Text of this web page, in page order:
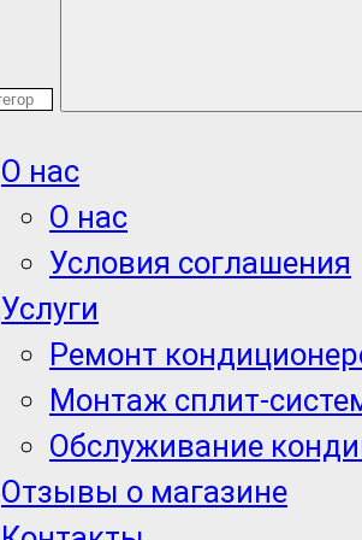
О нас
О нас
Условия соглашения
Услуги
Ремонт
Монтаж сплит-
Обслуживание
Отзывы о магазине